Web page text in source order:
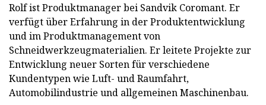
Rolf ist Produktmanager bei Sandvik Coromant. Er
verfügt über Erfahrung in der Produktentwicklung
und im Produktmanagement von
Schneidwerkzeugmaterialien. Er leitete Projekte zur
Entwicklung neuer Sorten für verschiedene
Kundentypen wie Luft- und Raumfahrt,
Automobilindustrie und allgemeinen Maschinenbau.